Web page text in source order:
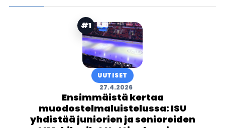
#1
UUTISET
27.4.2026
Ensimmäistä kertaa
muodostelmaluistelussa: ISU
yhdistää juniorien ja senioreiden